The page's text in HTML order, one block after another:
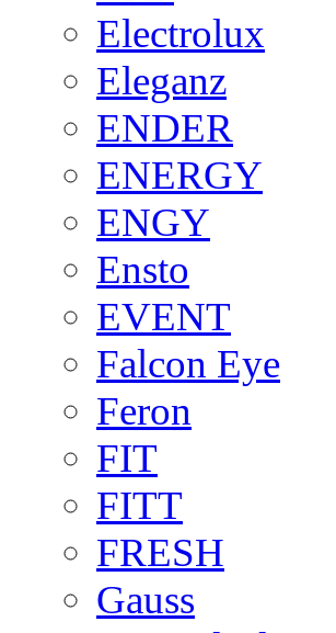
Electrolux
Eleganz
ENDER
ENERGY
ENGY
Ensto
EVENT
Falcon Eye
Feron
FIT
FITT
FRESH
Gauss